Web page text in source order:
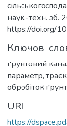
наук.-техн. зб.
https://doi.org/
Ключові
ґрунтовий
параметр,
обробіток
URI
https://